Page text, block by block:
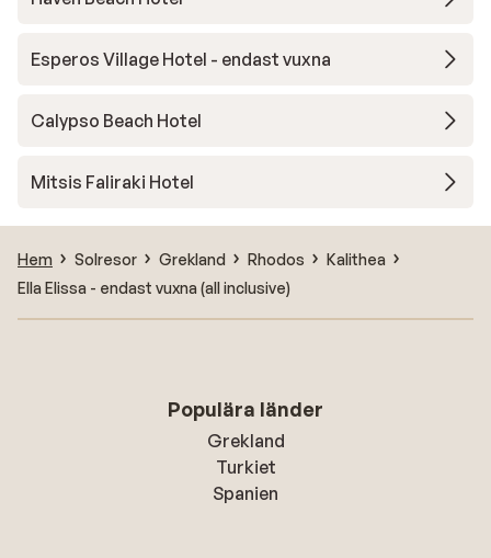
Esperos Village Hotel - endast vuxna
Calypso Beach Hotel
Mitsis Faliraki Hotel
Hem Solresor Grekland Rhodos
Kalithea
Ella Elissa - endast vuxna (all inclusive)
Populära länder
Grekland
Turkiet
Spanien